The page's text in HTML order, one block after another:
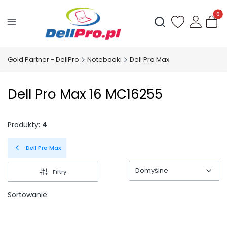
Otwórz
Gold Partner - DellPro Notebooki Dell Pro Max
Dell Pro Max 16 MC16255
Produkty: 4
Dell Pro Max
Filtry
Sortowanie:
Domyślne